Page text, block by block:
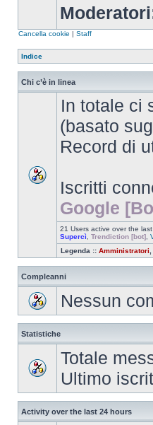
Cancella cookie | Staff
Indice
Chi c’è in linea
In totale ci
(basato
Record di
Iscritti
Google
21 Users active over the
Supercì
Trendiction [bot]
Legenda :: Amministratori
Compleanni
Nessun
Statistiche
Totale
Ultimo
Activity over the last 24 hours